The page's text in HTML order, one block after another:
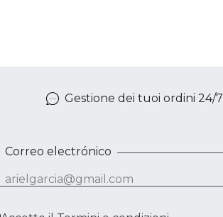
Gestione dei tuoi ordini 24/7
Correo electrónico